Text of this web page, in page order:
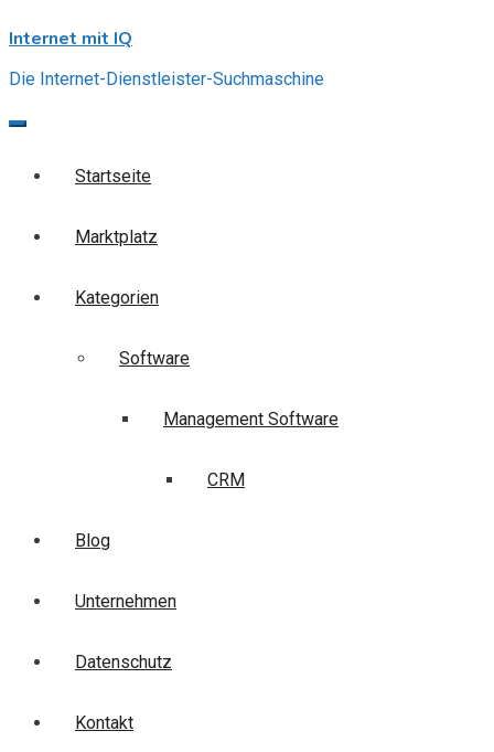
to
Internet mit IQ
Die Internet-Dienstleister-Suchmaschine
Startseite
Marktplatz
Kategorien
Software
Management Software
CRM
Blog
Unternehmen
Datenschutz
Kontakt